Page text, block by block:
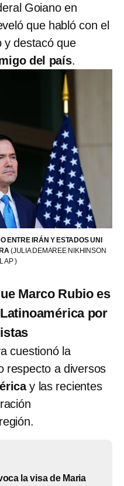
Goiano en
que habló con el
y destacó que
del país.
ENTRE IRÁN Y ESTADOS UNI
(JULIA DEMAREE NIKHINSON
AP )
Marco Rubio es
por
cuestionó la
respecto a diversos
y las recientes
la visa de Maria